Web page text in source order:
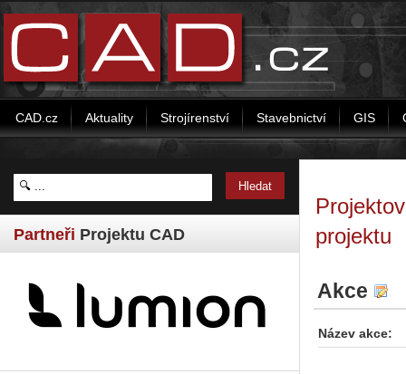
CAD.cz Aktuality Strojírenství Stavebnictví GIS
Partneři Projektu CAD
projektu
Akce
Název akce: